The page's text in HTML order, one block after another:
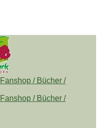
Fanshop / Bücher /
Fanshop / Bücher /